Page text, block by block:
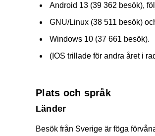
Android 13 (39 362 besök),
GNU/Linux (38 511 besök)
Windows 10 (37 661 besök).
(IOS trillade för andra året i
Plats och språk
Länder
Besök från Sverige är föga